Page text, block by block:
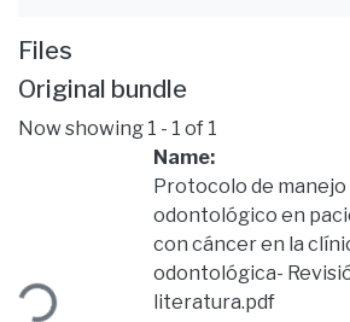
Files
Original bundle
Now showing 1 - 1 of 1
Name:
Protocolo de manejo
odontológico en
con cáncer en la
odontológica-
literatura.pdf